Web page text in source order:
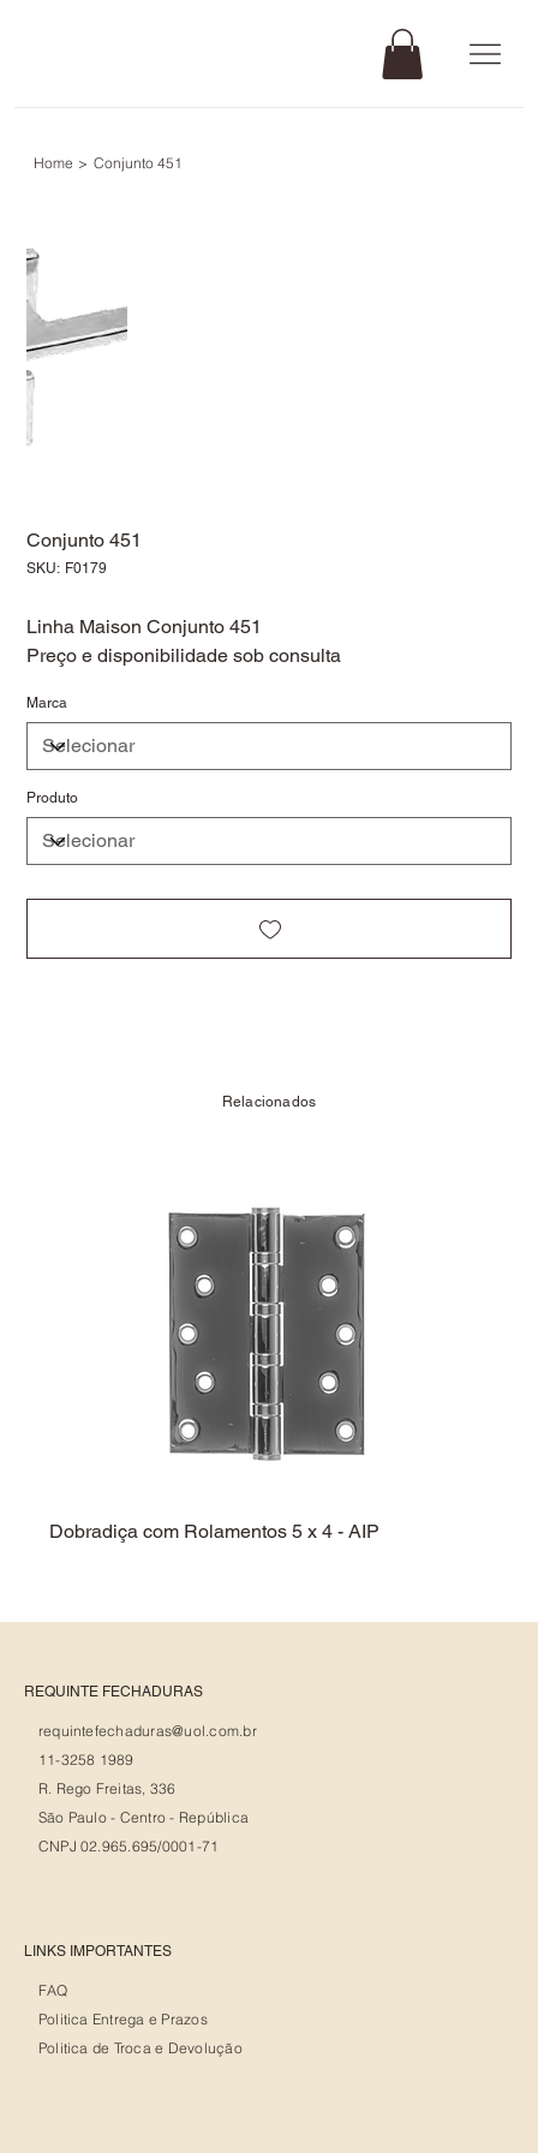
Home > Conjunto 451
Conjunto 451
SKU: SKU
F0179
Linha Maison Conjunto 451
Preço e disponibilidade sob consulta
Marca
Produto
Relacionados
Dobradiça com Rolamentos 5 x 4 - AIP
REQUINTE FECHADURAS
requintefechaduras@uol.com.br
11-3258 1989
R. Rego Freitas, 336
São Paulo - Centro - República
CNPJ 02.965.695/0001-71
LINKS IMPORTANTES
FAQ
Politica Entrega e Prazos
Politica de Troca e Devolução